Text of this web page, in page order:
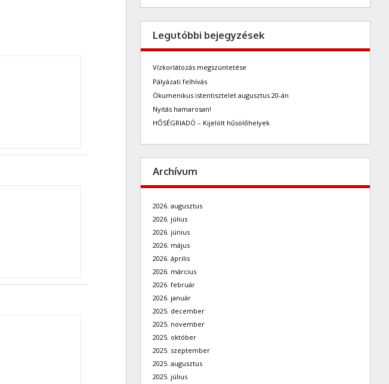
Legutóbbi bejegyzések
Vízkorlátozás megszüntetése
Pályázati felhívás
Ökumenikus istentisztelet augusztus 20-án
Nyitás hamarosan!
HŐSÉGRIADÓ – Kijelölt hűsölőhelyek
Archívum
2026. augusztus
2026. július
2026. június
2026. május
2026. április
2026. március
2026. február
2026. január
2025. december
2025. november
2025. október
2025. szeptember
2025. augusztus
2025. július